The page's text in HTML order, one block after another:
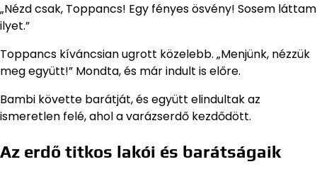
„Nézd csak, Toppancs! Egy fényes ösvény! Sosem láttam
ilyet.”
Toppancs kíváncsian ugrott közelebb. „Menjünk, nézzük
meg együtt!” Mondta, és már indult is előre.
Bambi követte barátját, és együtt elindultak az
ismeretlen felé, ahol a varázserdő kezdődött.
Az erdő titkos lakói és barátságaik